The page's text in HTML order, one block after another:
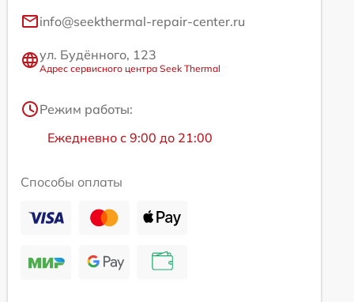
info@seekthermal-repair-center.ru
ул. Будённого, 123
Адрес сервисного центра Seek Thermal
Режим работы:
Ежедневно с 9:00 до 21:00
Способы оплаты